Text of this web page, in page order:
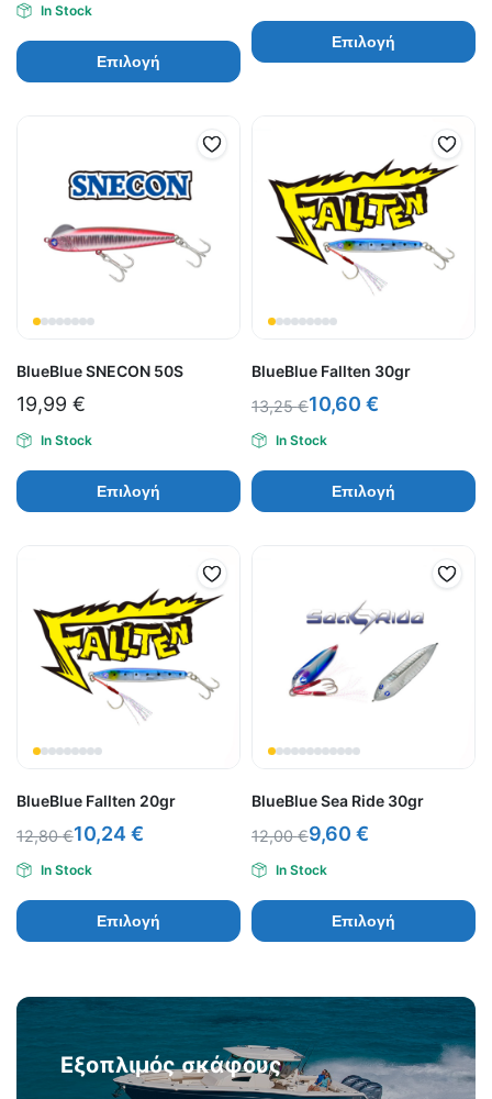
In Stock
Επιλογή
Επιλογή
BlueBlue SNECON 50S
19,99 €
In Stock
Επιλογή
BlueBlue Fallten 30gr
13,25€10,60 €
In Stock
Επιλογή
BlueBlue Fallten 20gr
12,80€10,24€
In Stock
Επιλογή
BlueBlue Sea Ride 30gr
12,00€9,60 €
In Stock
Επιλογή
Εξοπλιμός σκάφους